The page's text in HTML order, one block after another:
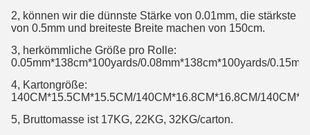
2, können wir die dünnste Stärke von 0.01mm, die stärkste
von 0.5mm und breiteste Breite machen von 150cm.
3, herkömmliche Größe pro Rolle:
0.05mm*138cm*100yards/0.08mm*138cm*100yards/
4, Kartongröße:
140CM*15.5CM*15.5CM/140CM*16.8CM*16.8CM/
5, Bruttomasse ist 17KG, 22KG, 32KG/carton.